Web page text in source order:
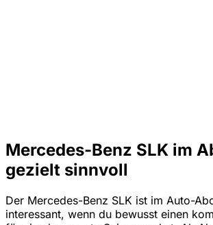
Mercedes-Benz SLK im
gezielt sinnvoll
Der Mercedes-Benz SLK ist im Auto-
interessant, wenn du bewusst einen